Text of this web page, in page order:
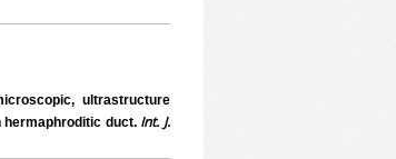
ultrastructure
hermaphroditic duct. Int. J.